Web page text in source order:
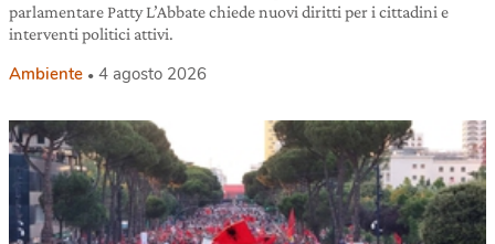
parlamentare Patty L’Abbate chiede nuovi diritti per i cittadini e
interventi politici attivi.
Ambiente 4 agosto 2026